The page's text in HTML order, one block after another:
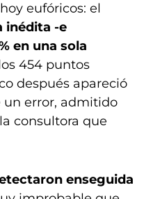
eufóricos: el
inédita -e
en una sola
454 puntos
después apareció
un error, admitido
consultora que
enseguida